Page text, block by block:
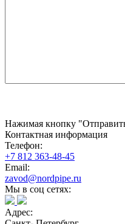
Нажимая кнопку
Контактная информация
Телефон:
+7 812 363-48-45
Email:
zavod@nordpipe.ru
Мы в соц сетях:
Адрес: